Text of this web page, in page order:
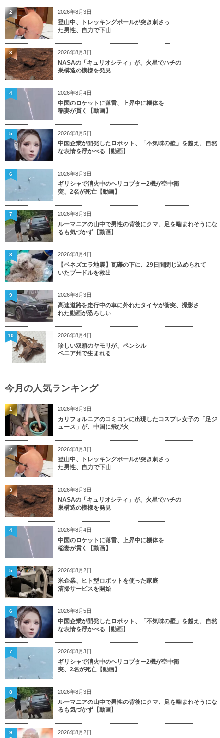
2026年8月3日
登山中、トレッキングポールが突き刺さっ
た男性、自力で下山
2
2026年8月3日
NASAの「キュリオシティ」が、火星でハチの
巣構造の模様を発見
3
2026年8月4日
中国のロケットに落雷、上昇中に機体を
稲妻が貫く【動画】
4
2026年8月5日
中国企業が開発したロボット、「不気味の壁」を越え、自然
な表情を浮かべる【動画】
5
2026年8月3日
ギリシャで消火中のヘリコプター2機が空中衝
突、2名が死亡【動画】
6
2026年8月3日
ルーマニアの山中で男性の背後にクマ、足を噛まれそうにな
るも気づかず【動画】
7
2026年8月4日
【ベネズエラ地震】瓦礫の下に、29日間閉じ込められて
いたプードルを救出
8
2026年8月3日
高速道路を走行中の車に外れたタイヤが衝突、撮影さ
れた動画が恐ろしい
9
2026年8月4日
珍しい双頭のヤモリが、ペンシル
ベニア州で生まれる
10
今月の人気ランキング
2026年8月3日
カリフォルニアのコミコンに出現したコスプレ女子の「足ジ
ュース」が、中国に飛び火
1
2026年8月3日
登山中、トレッキングポールが突き刺さっ
た男性、自力で下山
2
2026年8月3日
NASAの「キュリオシティ」が、火星でハチの
巣構造の模様を発見
3
2026年8月4日
中国のロケットに落雷、上昇中に機体を
稲妻が貫く【動画】
4
2026年8月2日
米企業、ヒト型ロボットを使った家庭
清掃サービスを開始
5
2026年8月5日
中国企業が開発したロボット、「不気味の壁」を越え、自然
な表情を浮かべる【動画】
6
2026年8月3日
ギリシャで消火中のヘリコプター2機が空中衝
突、2名が死亡【動画】
7
2026年8月3日
ルーマニアの山中で男性の背後にクマ、足を噛まれそうにな
るも気づかず【動画】
8
2026年8月2日
9